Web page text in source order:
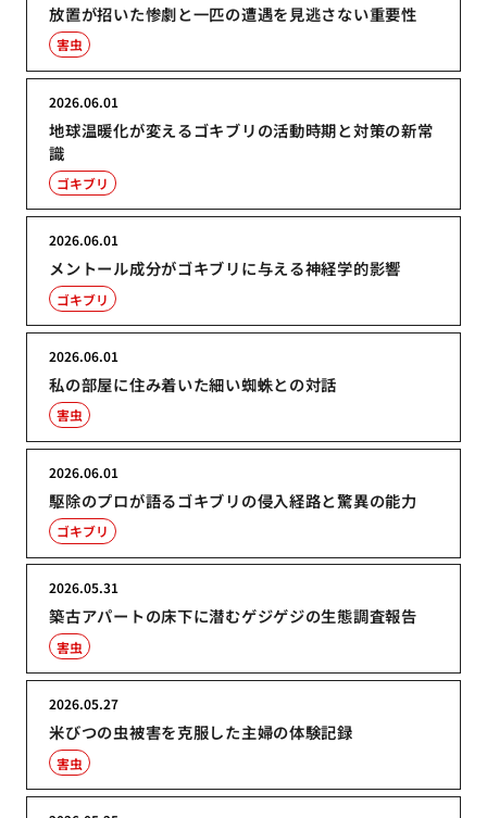
放置が招いた惨劇と一匹の遭遇を見逃さない重要性
害虫
地球温暖化が変えるゴキブリの活動時期と対策の新常
識
2026.06.01
ゴキブリ
メントール成分がゴキブリに与える神経学的影響
2026.06.01
ゴキブリ
私の部屋に住み着いた細い蜘蛛との対話
2026.06.01
害虫
駆除のプロが語るゴキブリの侵入経路と驚異の能力
2026.06.01
ゴキブリ
築古アパートの床下に潜むゲジゲジの生態調査報告
2026.05.31
害虫
米びつの虫被害を克服した主婦の体験記録
2026.05.27
害虫